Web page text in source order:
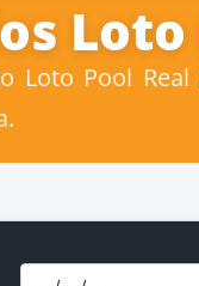
Loto
Loto Pool